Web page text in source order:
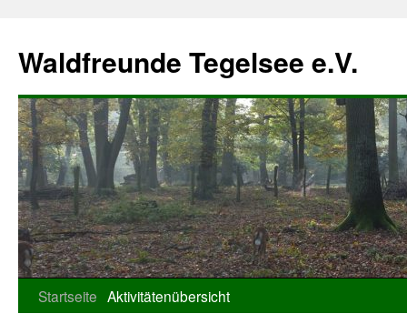
Waldfreunde Tegelsee e.V.
Zum
Startseite Aktivitätenübersicht